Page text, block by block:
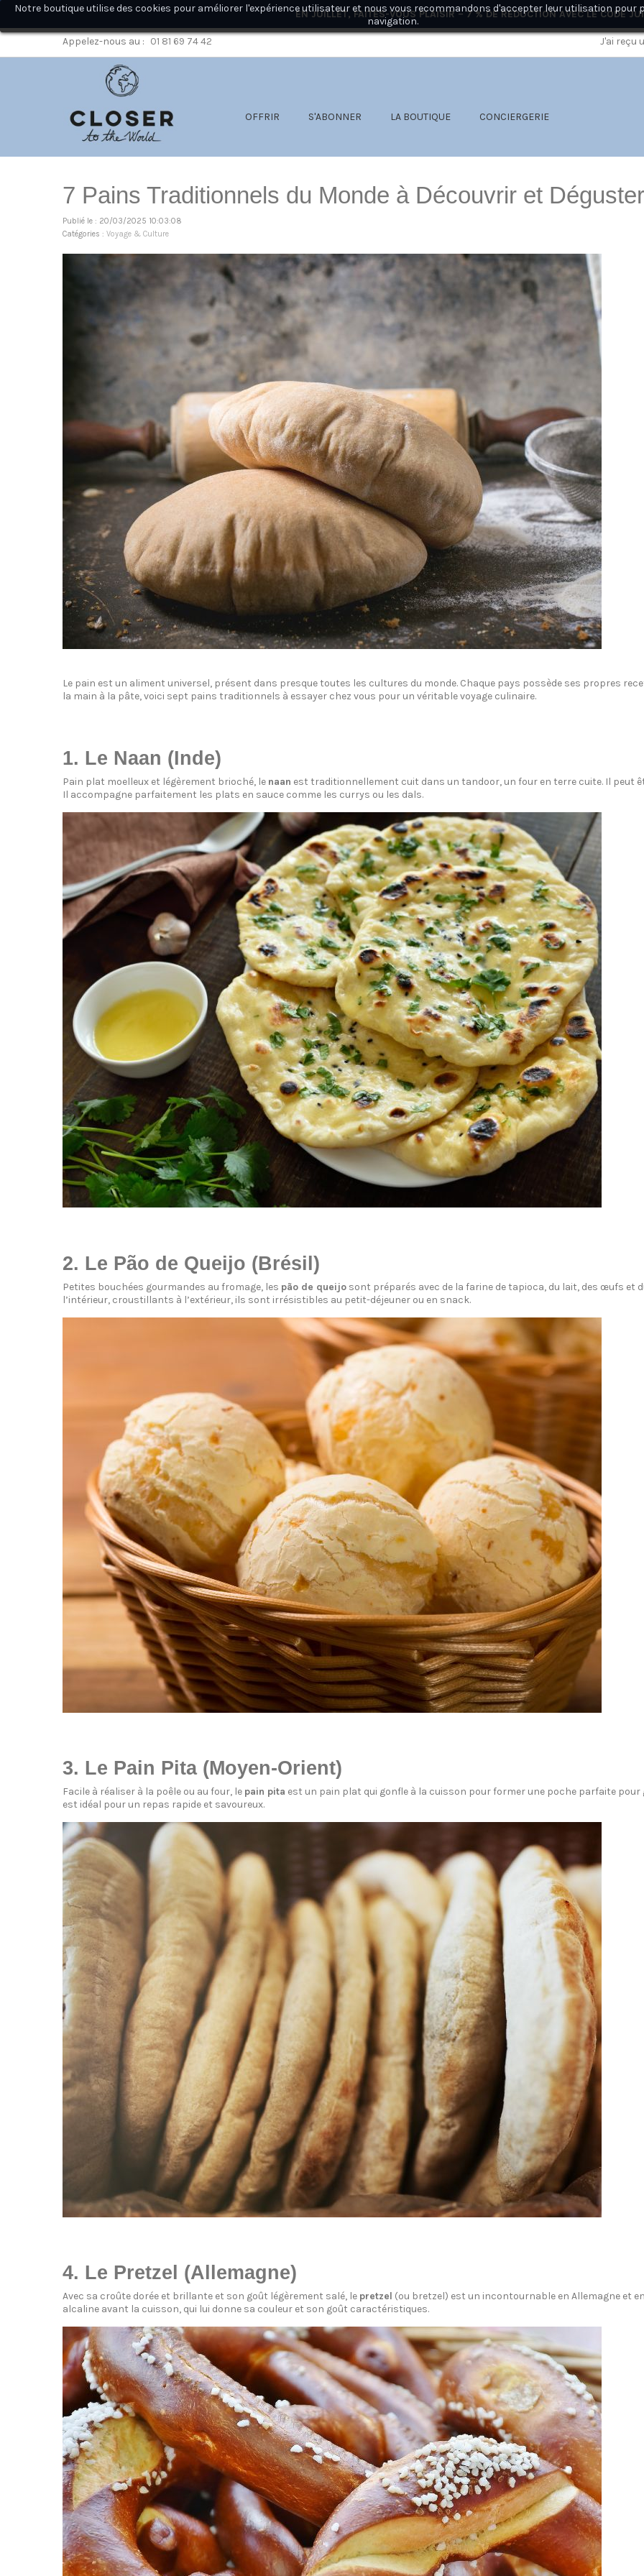
EN JUILLET, FAITES-VOUS PLAISIR – 7 % DE RÉDUCTION AVEC LE CODE
Appelez-nous au : 01 81 69 74 42 J'ai reçu
OFFRIR S'ABONNER LA BOUTIQUE CONCIERGERIE
Notre boutique utilise des cookies pour améliorer l'expérience utilisateur et nous vous recommandons d'accepter leur utilisation pour
navigation.
7 Pains Traditionnels du Monde à Découvrir et Déguster
Publié le : 20/03/2025 10:03:08
Catégories : Voyage & Culture
Le pain est un aliment universel, présent dans presque toutes les cultures du monde. Chaque pays possède ses propres
la main à la pâte, voici sept pains traditionnels à essayer chez vous pour un véritable voyage culinaire.
1. Le Naan (Inde)
Pain plat moelleux et légèrement brioché, le naan est traditionnellement cuit dans un tandoor, un four en terre cuite. Il peut
Il accompagne parfaitement les plats en sauce comme les currys ou les dals.
2. Le Pão de Queijo (Brésil)
Petites bouchées gourmandes au fromage, les pão de queijo sont préparés avec de la farine de tapioca, du lait, des œufs et
l’intérieur, croustillants à l’extérieur, ils sont irrésistibles au petit-déjeuner ou en snack.
3. Le Pain Pita (Moyen-Orient)
Facile à réaliser à la poêle ou au four, le pain pita est un pain plat qui gonfle à la cuisson pour former une poche parfaite pour
est idéal pour un repas rapide et savoureux.
4. Le Pretzel (Allemagne)
Avec sa croûte dorée et brillante et son goût légèrement salé, le pretzel (ou bretzel) est un incontournable en Allemagne et
alcaline avant la cuisson, qui lui donne sa couleur et son goût caractéristiques.